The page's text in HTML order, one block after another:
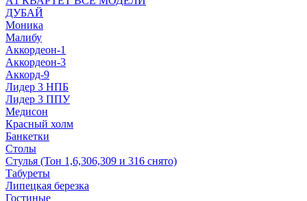
ДУБАЙ
Моника
Малибу
Аккордеон-1
Аккордеон-3
Аккорд-9
Лидер 3 НПБ
Лидер 3 ППУ
Медисон
Красный холм
Банкетки
Столы
Стулья (Тон 1,6,306,309 и 316 снято)
Табуреты
Липецкая березка
Гостиные